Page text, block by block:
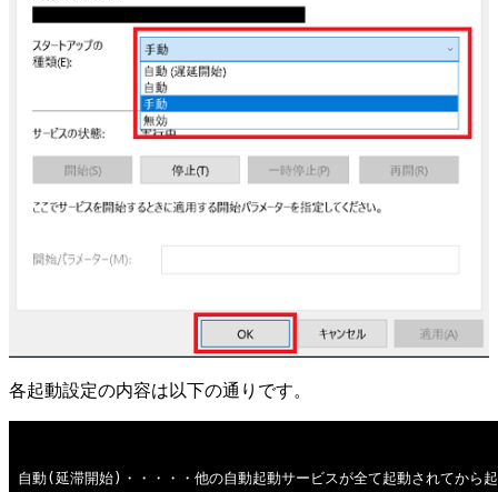
各起動設定の内容は以下の通りです。
自動(延滞開始)・・・・・他の自動起動サービスが全て起動されてから